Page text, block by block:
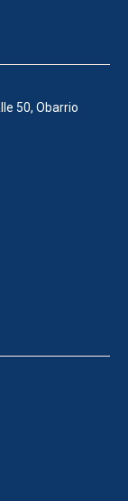
50, Obarrio